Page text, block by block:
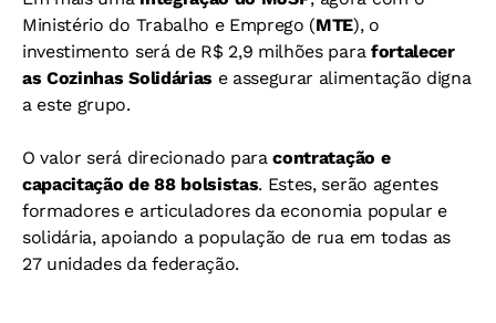
Ministério do Trabalho e Emprego (MTE), o
investimento será de R$ 2,9 milhões para fortalecer
as Cozinhas Solidárias e assegurar alimentação digna
a este grupo.
O valor será direcionado paracontratação e
capacitação de 88 bolsistas. Estes, serão agentes
formadores e articuladores da economia popular e
solidária, apoiando a população de rua em todas as
27 unidades da federação.